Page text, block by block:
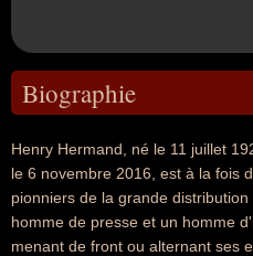
Biographie
Henry Hermand, né le 11 juillet
le 6 novembre 2016, est à la fois
pionniers de la grande
homme de presse et un homme
menant de front ou alternant ses